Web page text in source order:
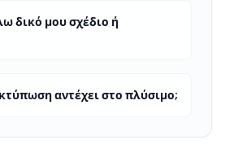
δικό μου σχέδιο ή
αντέχει στο πλύσιμο;